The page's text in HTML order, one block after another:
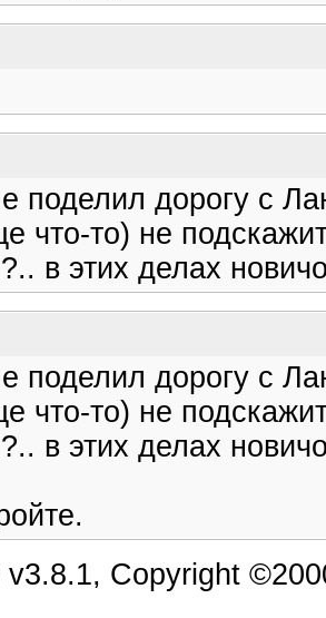
поделил дорогу с
что-то) не
в этих делах
поделил дорогу с
что-то) не
в этих делах
Copyright